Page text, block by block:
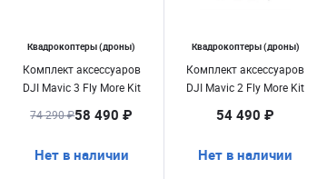
Квадрокоптеры (дроны)
Комплект аксессуаров
DJI Mavic 3 Fly More Kit
74 290 ₽58 490 ₽
Нет в наличии
Квадрокоптеры (дроны)
Комплект аксессуаров
DJI Mavic 2 Fly More Kit
54 490 ₽
Нет в наличии